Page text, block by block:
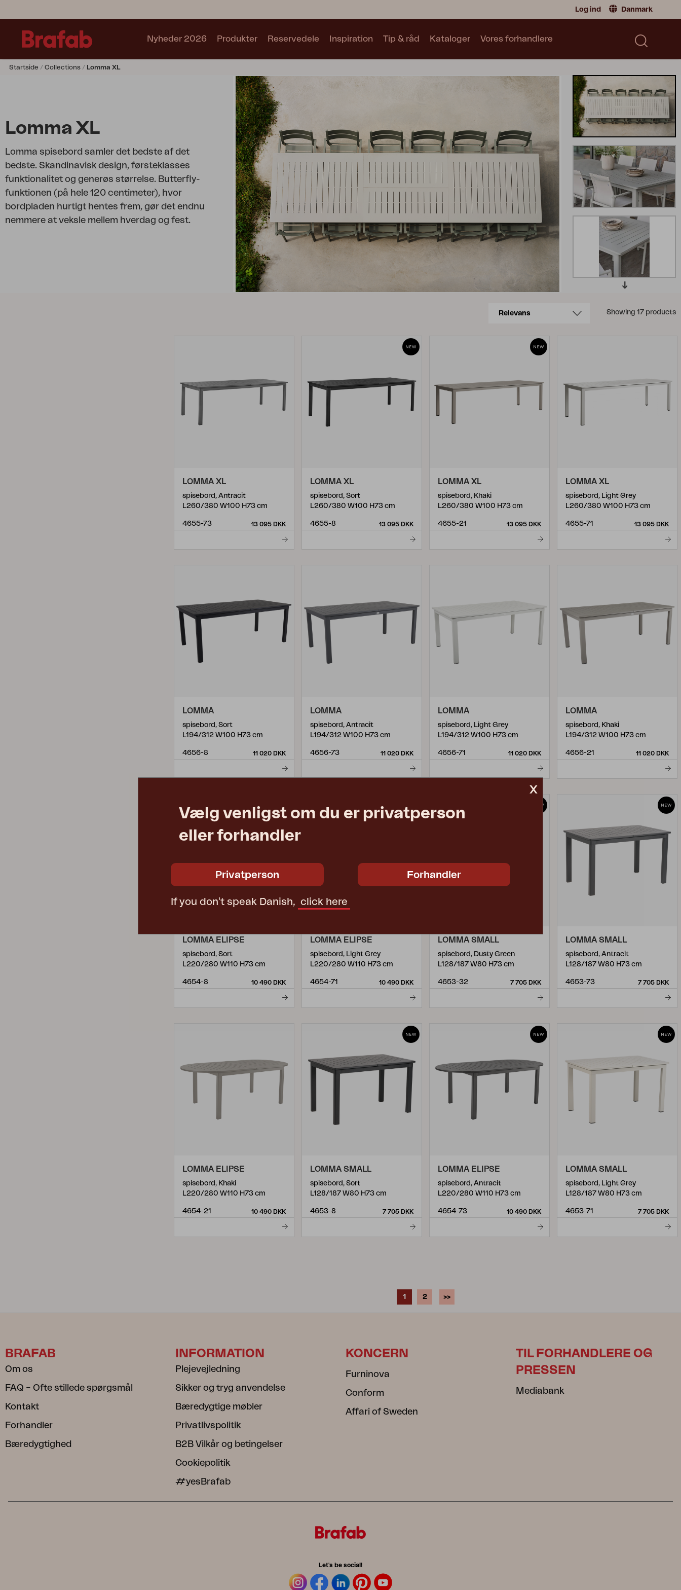
Log ind Danmark
Norge
Global|Global
Tyskland Germany
Frankrike
Skift til privatperson
Nyheder 2026 Produkter
Bord
Udekøkken
Solseng
Hængesofa
Parasol
Pavillion
Tilbehør
Samlinger
Se alle samlinger
Blixt
Peace Grower Greens Lomma
Katalog
Læs vores katalog
Reservedele Inspiration Tip & råd Kataloger Vores forhandlere
Startside Collections Lomma XL
Lomma XL
Lomma spisebord samler det bedste af det
bedste. Skandinavisk design, førsteklasses
funktionalitet og generøs størrelse. Butterfly-
funktionen (på hele 120 centimeter), hvor
bordpladen hurtigt hentes frem, gør det endnu
nemmere at veksle mellem hverdag og fest.
Showing 17 products
LOMMA XL
spisebord, Antracit
L260/380 W100 H73 cm
4655-73 13 095 DKK
LOMMA XL
spisebord, Sort
L260/380 W100 H73 cm
4655-8 13 095 DKK
LOMMA XL
spisebord, Khaki
L260/380 W100 H73 cm
4655-21 13 095 DKK
LOMMA XL
spisebord, Light Grey
L260/380 W100 H73 cm
4655-71 13 095 DKK
LOMMA
spisebord, Sort
L194/312 W100 H73 cm
4656-8 11 020 DKK
LOMMA
spisebord, Antracit
L194/312 W100 H73 cm
4656-73 11 020 DKK
LOMMA
spisebord, Light Grey
L194/312 W100 H73 cm
4656-71 11 020 DKK
LOMMA
spisebord, Khaki
L194/312 W100 H73 cm
4656-21 11 020 DKK
LOMMA ELIPSE
spisebord, Sort
L220/280 W110 H73 cm
4654-8 10 490 DKK
LOMMA ELIPSE
spisebord, Light Grey
L220/280 W110 H73 cm
4654-71 10 490 DKK
LOMMA SMALL
spisebord, Dusty Green
L128/187 W80 H73 cm
4653-32 7 705 DKK
LOMMA SMALL
spisebord, Antracit
L128/187 W80 H73 cm
4653-73 7 705 DKK
LOMMA ELIPSE
spisebord, Khaki
L220/280 W110 H73 cm
4654-21 10 490 DKK
LOMMA SMALL
spisebord, Sort
L128/187 W80 H73 cm
4653-8 7 705 DKK
LOMMA ELIPSE
spisebord, Antracit
L220/280 W110 H73 cm
4654-73 10 490 DKK
LOMMA SMALL
spisebord, Light Grey
L128/187 W80 H73 cm
4653-71 7 705 DKK
1 2 >>
x
Vælg venligst om du er privatperson
eller forhandler
Privatperson Forhandler
If you don't speak Danish, click here
BRAFAB
Om os
FAQ – Ofte stillede spørgsmål
Kontakt
Forhandler
Bæredygtighed
INFORMATION
Plejevejledning
Sikker og tryg anvendelse
Bæredygtige møbler
Privatlivspolitik
B2B Vilkår og betingelser
Cookiepolitik
#yesBrafab
KONCERN
Furninova
Conform
Affari of Sweden
TIL FORHANDLERE OG
PRESSEN
Mediabank
Let's be social!